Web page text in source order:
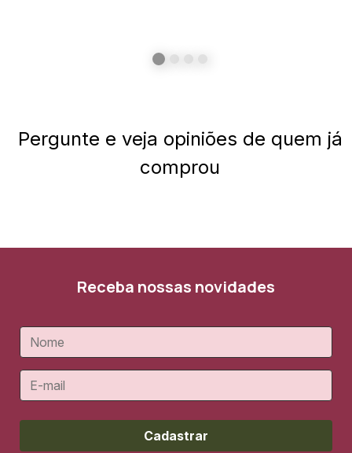
Pergunte e veja opiniões de quem já
comprou
Receba nossas novidades
Cadastrar